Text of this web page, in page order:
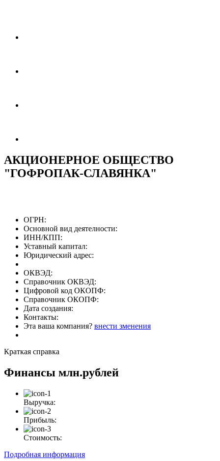
АКЦИОНЕРНОЕ ОБЩЕСТВО
"ГОФРОПАК-СЛАВЯНКА"
ОГРН:
Основной вид деятелности:
ИНН/КПП:
Уставный капитал:
Юридический адрес:
ОКВЭД:
Справочник ОКВЭД:
Цифровой код ОКОПФ:
Справочник ОКОПФ:
Дата создания:
Контакты:
Эта ваша компания? внести зменения
Краткая справка
Финансы млн.рублей
Выручка:
Прибыль:
Стоимость:
Подробная информация